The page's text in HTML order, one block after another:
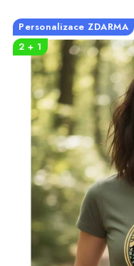
PRO PÁRY
VLASTNÍ MOTIV
TRIČKA
MIKINY
OKAMŽITĚ K ODBĚRU
MÁM SRDCE POMÁHÁM
Personalizace ZDARMA
2 + 1